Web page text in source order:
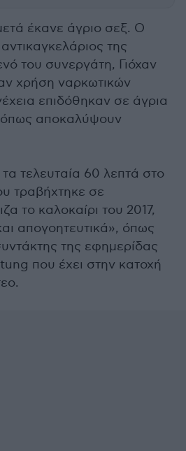
έκανε άγριο σεξ. Ο
της
του συνεργάτη, Γιόχαν
χρήση ναρκωτικών
επιδόθηκαν σε άγρια
όπως αποκαλύψουν
τελευταία 60 λεπτά στο
τραβήχτηκε σε
το καλοκαίρι του 2017,
απογοητευτικά», όπως
της εφημερίδας
που έχει στην κατοχή